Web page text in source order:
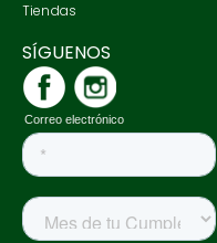
Tiendas
SÍGUENOS